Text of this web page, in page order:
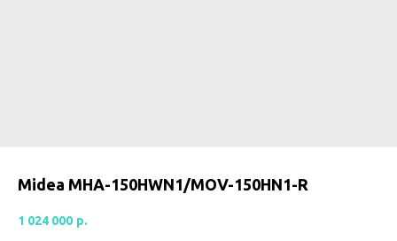
Midea MHA-150HWN1/MOV-150HN1-R
1 024 000 р.